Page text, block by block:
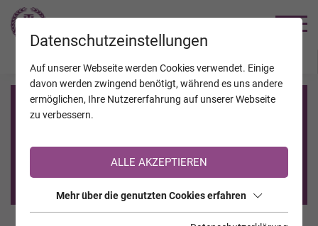
Registrierung auf TrauerHilfe.it
Sie sind noch nicht auf TrauerHilfe.it registriert?
>> zur kostenlosen Registrierung <<
Datenschutzeinstellungen
Auf unserer Webseite werden Cookies verwendet. Einige
davon werden zwingend benötigt, während es uns andere
ermöglichen, Ihre Nutzererfahrung auf unserer Webseite
zu verbessern.
ALLE AKZEPTIEREN
Mehr über die genutzten Cookies erfahren
JAHRESTAGE KALENDER VERSTORBENE